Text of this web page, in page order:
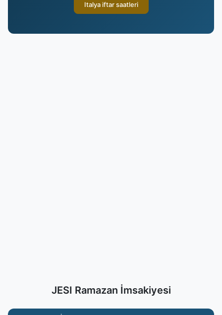
Italya iftar saatleri
JESI Ramazan İmsakiyesi